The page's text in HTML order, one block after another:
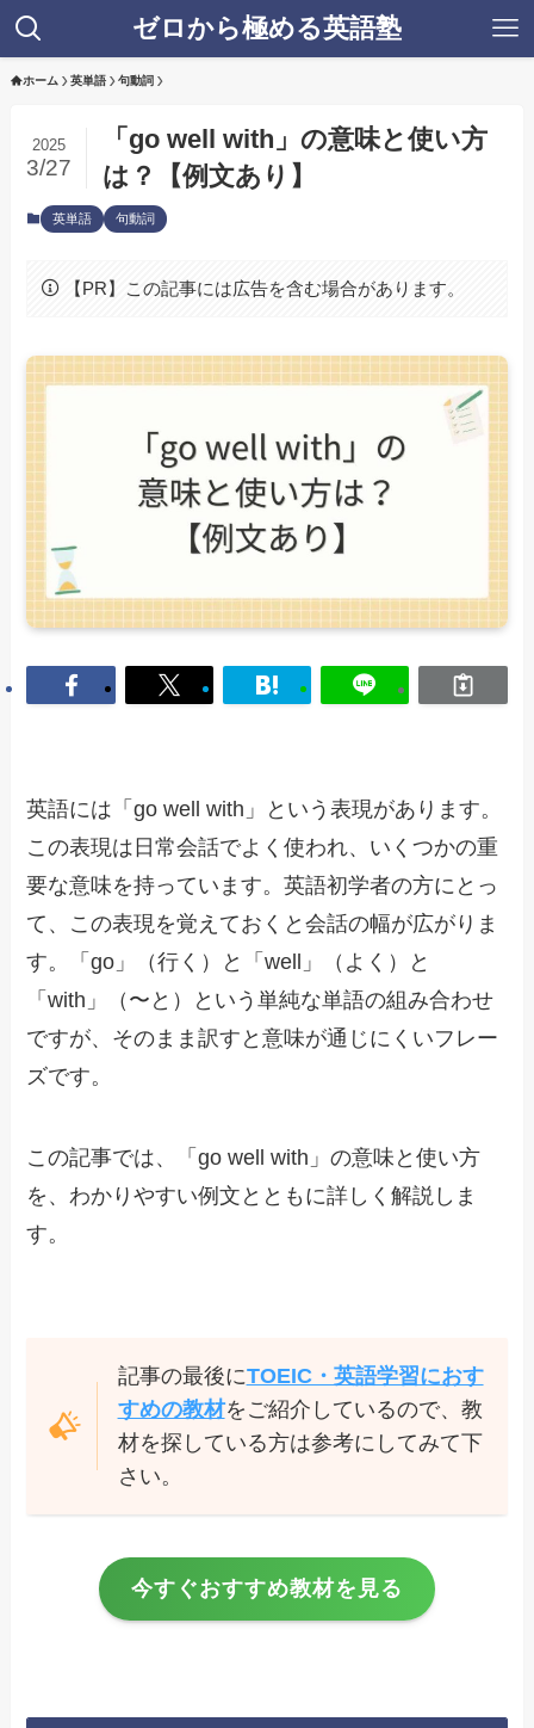
ゼロから極める英語塾
ホーム 英単語 句動詞
「go well with」の意味と使い方
は？【例文あり】
2025
3/27
英単語 句動詞
【PR】この記事には広告を含む場合があります。
英語には「go well with」という表現があります。
この表現は日常会話でよく使われ、いくつかの重
要な意味を持っています。英語初学者の方にとっ
て、この表現を覚えておくと会話の幅が広がりま
す。「go」（行く）と「well」（よく）と
「with」（〜と）という単純な単語の組み合わせ
ですが、そのまま訳すと意味が通じにくいフレー
ズです。
この記事では、「go well with」の意味と使い方
を、わかりやすい例文とともに詳しく解説しま
す。
記事の最後にTOEIC・英語学習におす
すめの教材をご紹介しているので、教
材を探している方は参考にしてみて下
さい。
今すぐおすすめ教材を見る